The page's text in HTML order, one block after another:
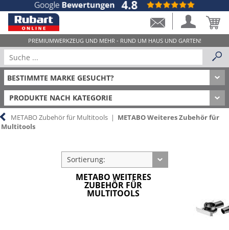
PRODUKTE NACH KATEGORIE
METABO Zubehör für Multitools | METABO Weiteres Zubehör für
Multitools
Sortierung:
METABO WEITERES
ZUBEHÖR FÜR
MULTITOOLS